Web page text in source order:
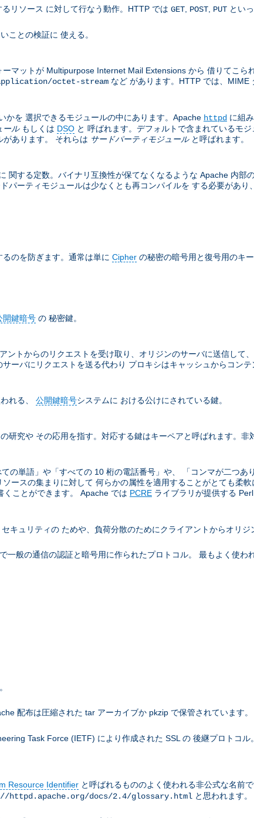
リソース に対して行なう動作。HTTP では GET POST PUT とい
ことの検証に 使える。
マットが Multipurpose Internet Mail Extensions から 借りてこら
octet-stream など があります。HTTP では、MIME
かを 選択できるモジュールの中にあります。Apache httpd に組
ールもしくは DSO と 呼ばれます。デフォルトで含まれているモジ
あります。 それらは サードパーティモジュールと呼ばれます。
関する定数。バイナリ互換性が保てなくなるような Apache 内部
パーティモジュールは少なくとも再コンパイルを する必要があ
のを防ぎます。通常は単に Cipher の秘密の暗号用と復号用のキー
開鍵暗号 の 秘密鍵。
ントからのリクエストを受け取り、オリジンのサーバに送信して
ーバにリクエストを送る代わり プロキシはキャッシュからコン
れる、 公開鍵暗号システムに おける公けにされている鍵。
究や その応用を指す。対応する鍵はキーペアと呼ばれます。非
の単語」や「すべての 10 桁の電話番号」や、 「コンマが二つ
ースの集まりに対して 何らかの属性を適用することがとても柔
くことができます。 Apache では PCRE ライブラリが提供する
キュリティの ためや、負荷分散のためにクライアントからオリジ
般の通信の認証と暗号用に作られたプロトコル。 最もよく使わ
配布は圧縮された tar アーカイブか pkzip で保管されています。
Task Force (IETF) により作成された SSL の 後継プロトコ
Resource Identifier と呼ばれるもののよく使われる非公式な名前
httpd.apache.org/docs/2.4/glossary.html と思われます。